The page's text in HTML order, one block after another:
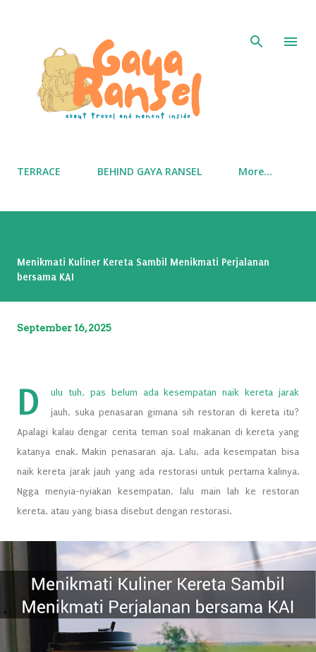
TERRACE BEHIND GAYA RANSEL More…
Menikmati Kuliner Kereta Sambil Menikmati Perjalanan
bersama KAI
September 16, 2025
D
ulu tuh, pas belum ada kesempatan naik kereta jarak
jauh, suka penasaran gimana sih restoran di kereta itu?
Apalagi kalau dengar cerita teman soal makanan di kereta yang
katanya enak. Makin penasaran aja. Lalu, ada kesempatan bisa
naik kereta jarak jauh yang ada restorasi untuk pertama kalinya.
Ngga menyia-nyiakan kesempatan, lalu main lah ke restoran
kereta, atau yang biasa disebut dengan restorasi.